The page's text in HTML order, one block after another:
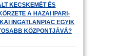
KECSKEMÉT ÉS
A HAZAI IPARI-
INGATLANPIAC EGYIK
KÖZPONTJÁVÁ?